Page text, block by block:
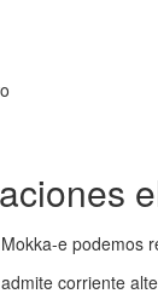
e podemos
corriente